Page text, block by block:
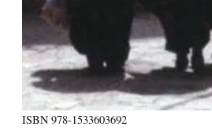
ISBN 978-1533603692